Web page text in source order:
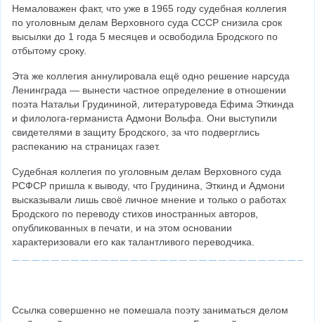
Немаловажен факт, что уже в 1965 году судебная коллегия
по уголовным делам Верховного суда СССР снизила срок
высылки до 1 года 5 месяцев и освободила Бродского по
отбытому сроку.
Эта же коллегия аннулировала ещё одно решение нарсуда
Ленинграда — вынести частное определение в отношении
поэта Натальи Грудининой, литературоведа Ефима Эткинда
и филолога-германиста Адмони Вольфа. Они выступили
свидетелями в защиту Бродского, за что подверглись
распеканию на страницах газет.
Судебная коллегия по уголовным делам Верховного суда
РСФСР пришла к выводу, что Грудинина, Эткинд и Адмони
высказывали лишь своё личное мнение и только о работах
Бродского по переводу стихов иностранных авторов,
опубликованных в печати, и на этом основании
характеризовали его как талантливого переводчика.
Ссылка совершенно не помешала поэту заниматься делом